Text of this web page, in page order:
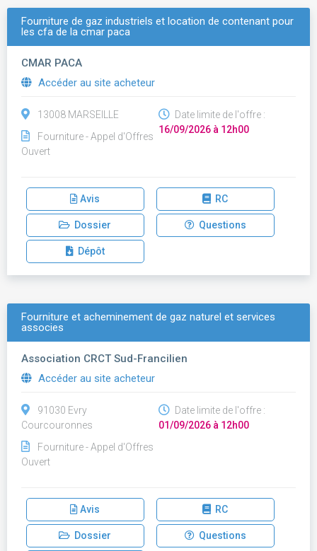
Fourniture de gaz industriels et location de contenant pour
les cfa de la cmar paca
CMAR PACA
Accéder au site acheteur
13008 MARSEILLE
Fourniture - Appel d'Offres
Ouvert
Date limite de l'offre :
16/09/2026 à 12h00
Avis RC
Dossier Questions
Dépôt
Fourniture et acheminement de gaz naturel et services
associes
Association CRCT Sud-Francilien
Accéder au site acheteur
91030 Evry
Courcouronnes
Fourniture - Appel d'Offres
Ouvert
Date limite de l'offre :
01/09/2026 à 12h00
Avis RC
Dossier Questions